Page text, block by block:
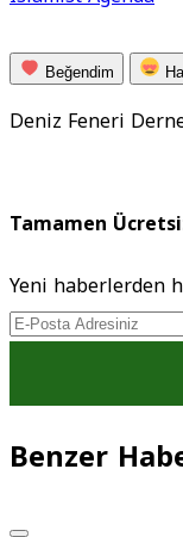
Beğendim
Deniz Feneri
Tamamen
Yeni haberlerden
Benzer